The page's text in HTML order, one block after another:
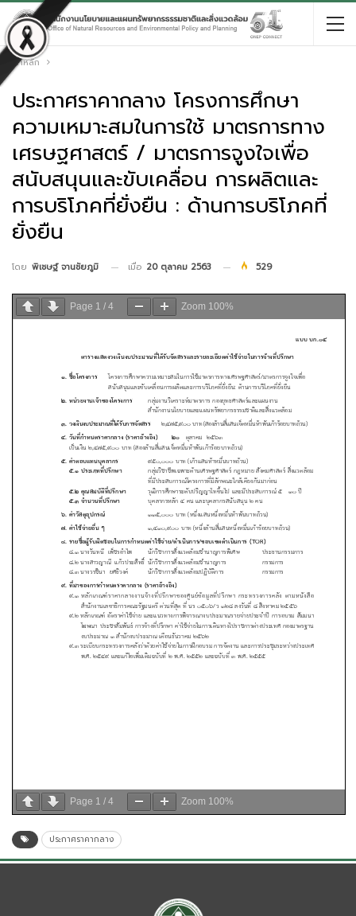
หน้าหลัก
ประกาศราคากลาง โครงการศึกษา
ความเหมาะสมในการใช้ มาตรการทาง
เศรษฐศาสตร์ / มาตรการจูงใจเพื่อ
สนับสนุนและขับเคลื่อน การผลิตและ
การบริโภคที่ยั่งยืน : ด้านการบริโภคที่
ยั่งยืน
โดย พิเชษฐ์ จานชัยภูมิ เมื่อ 20 ตุลาคม 2563 529
Page 1 / 4 Zoom 100%
Page 1 / 4 Zoom 100%
ประกาศราคากลาง